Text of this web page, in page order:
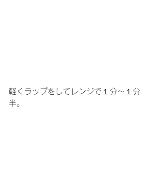
軽くラップをしてレンジで１分～１分
半。